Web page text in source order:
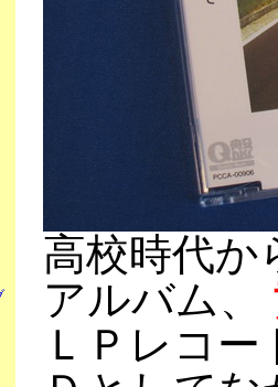
高校時代
アルバム、
ＬＰレコ